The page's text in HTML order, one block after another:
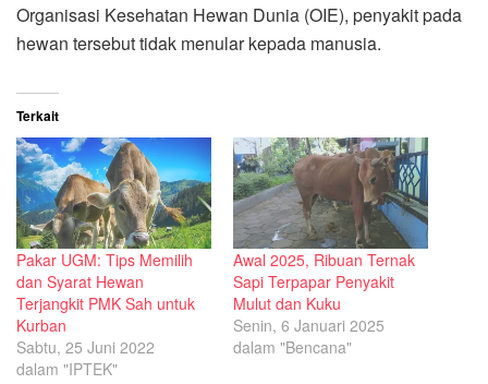
Organisasi Kesehatan Hewan Dunia (OIE), penyakit pada
hewan tersebut tidak menular kepada manusia.
Terkait
Pakar UGM: Tips Memilih
dan Syarat Hewan
Terjangkit PMK Sah untuk
Kurban
Sabtu, 25 Juni 2022
dalam "IPTEK"
Awal 2025, Ribuan Ternak
Sapi Terpapar Penyakit
Mulut dan Kuku
Senin, 6 Januari 2025
dalam "Bencana"